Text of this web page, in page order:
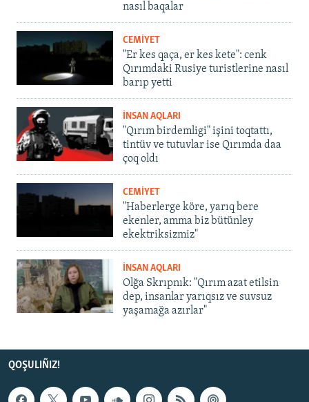
nasıl baqalar
CEMİYET
"Er kes qaça, er kes kete": cenk
Qırımdaki Rusiye turistlerine nasıl
barıp yetti
İNSAN AQLARI
"Qırım birdemligi" işini toqtattı,
tintüv ve tutuvlar ise Qırımda daa
çoq oldı
CEMİYET
"Haberlerge köre, yarıq bere
ekenler, amma biz bütünley
ekektriksizmiz"
İNSAN AQLARI
Olğa Skrıpnık: "Qırım azat etilsin
dep, insanlar yarıqsız ve suvsuz
yaşamağa azırlar"
QOŞULIÑIZ!